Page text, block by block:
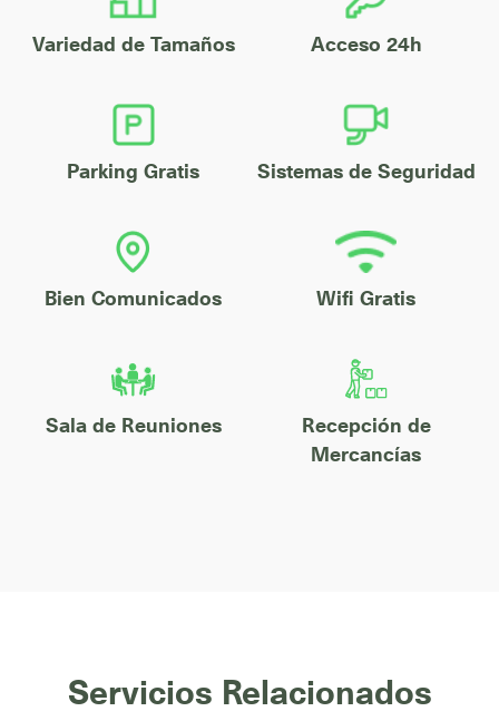
Variedad de Tamaños Acceso 24h
Parking Gratis Sistemas de Seguridad
Bien Comunicados Wifi Gratis
Sala de Reuniones
Recepción de
Mercancías
Servicios Relacionados